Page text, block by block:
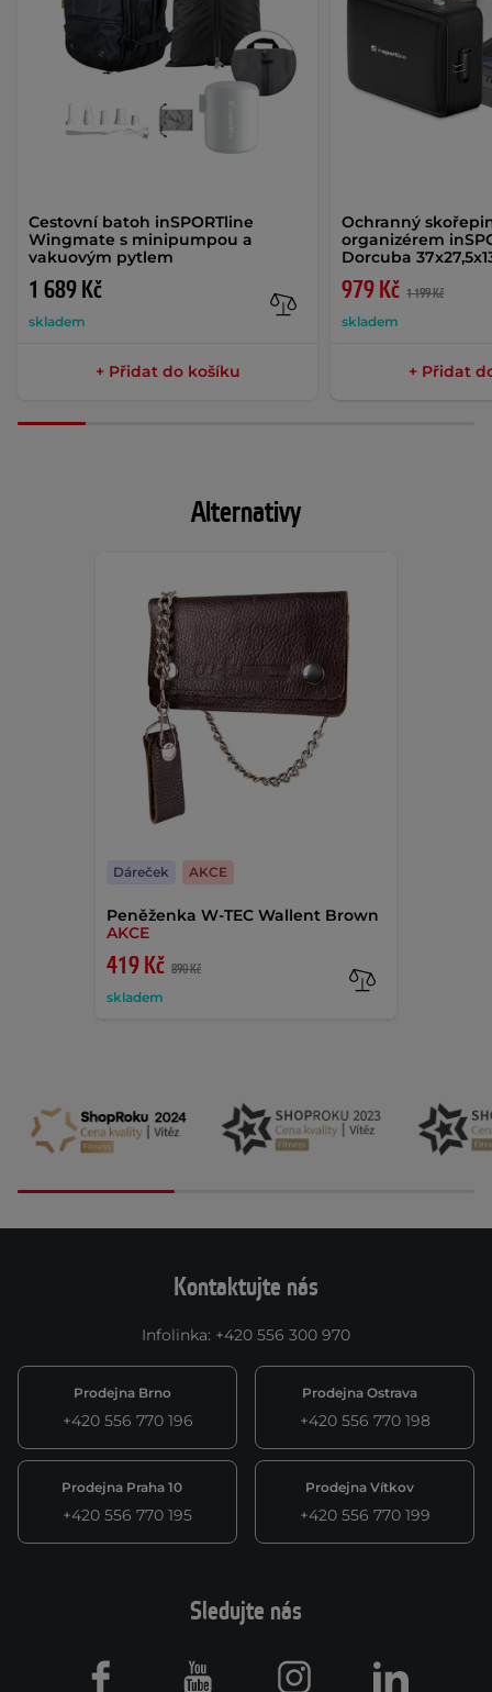
Cestovní batoh inSPORTline
Wingmate s minipumpou a
vakuovým pytlem
1 689 Kč
skladem
+ Přidat do košíku
Ochranný
organizérem
Dorcuba
979 Kč 1 199 Kč
skladem
+ Přidat
Alternativy
Peněženka W-TEC Wallent Brown
AKCE
419 Kč 890 Kč
skladem
Dáreček AKCE
Kontaktujte nás
Infolinka: +420 556 300 970
Prodejna Brno
+420 556 770 196
Prodejna Ostrava
+420 556 770 198
Prodejna Praha 10
+420 556 770 195
Prodejna Vítkov
+420 556 770 199
Sledujte nás
Facebook Youtube Instagram LinkedIn